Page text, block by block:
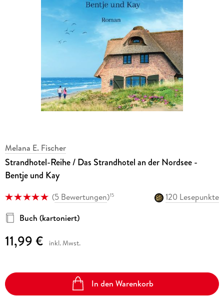
Melana E. Fischer
Strandhotel-Reihe / Das Strandhotel an der Nordsee -
Bentje und Kay
(5 Bewertungen)15
120 Lesepunkte
Buch (kartoniert)
11,99 € inkl. Mwst.
In den Warenkorb